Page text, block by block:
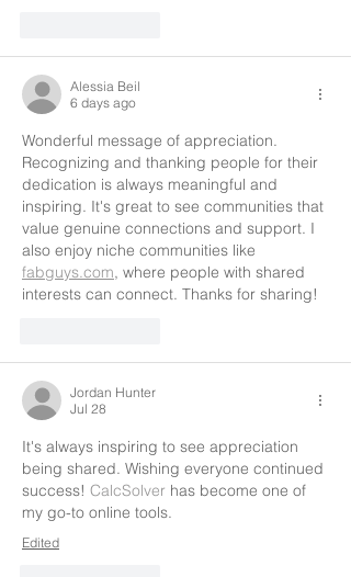
Alessia Beil
6 days ago
Wonderful message of appreciation.
Recognizing and thanking people for their
dedication is always meaningful and
inspiring. It's great to see communities that
value genuine connections and support. I
also enjoy niche communities like
fabguys.com, where people with shared
interests can connect. Thanks for sharing!
Jordan Hunter
Jul 28
It's always inspiring to see appreciation
being shared. Wishing everyone continued
success! CalcSolver has become one of
my go-to online tools.
Edited